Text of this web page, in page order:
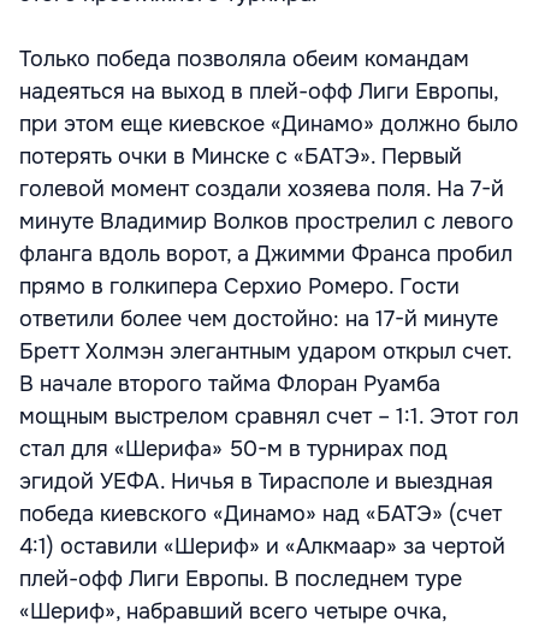
Только победа позволяла обеим командам
надеяться на выход в плей-офф Лиги Европы,
при этом еще киевское «Динамо» должно было
потерять очки в Минске с «БАТЭ». Первый
голевой момент создали хозяева поля. На 7-й
минуте Владимир Волков прострелил с левого
фланга вдоль ворот, а Джимми Франса пробил
прямо в голкипера Серхио Ромеро. Гости
ответили более чем достойно: на 17-й минуте
Бретт Холмэн элегантным ударом открыл счет.
В начале второго тайма Флоран Руамба
мощным выстрелом сравнял счет – 1:1. Этот гол
стал для «Шерифа» 50-м в турнирах под
эгидой УЕФА. Ничья в Тирасполе и выездная
победа киевского «Динамо» над «БАТЭ» (счет
4:1) оставили «Шериф» и «Алкмаар» за чертой
плей-офф Лиги Европы. В последнем туре
«Шериф», набравший всего четыре очка,